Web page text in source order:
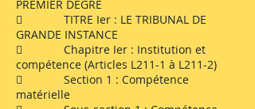
PREMIER DEGRÉ
 TITRE Ier : LE TRIBUNAL DE
GRANDE INSTANCE
 Chapitre Ier : Institution et
compétence (Articles L211-1 à L211-2)
 Section 1 : Compétence
matérielle